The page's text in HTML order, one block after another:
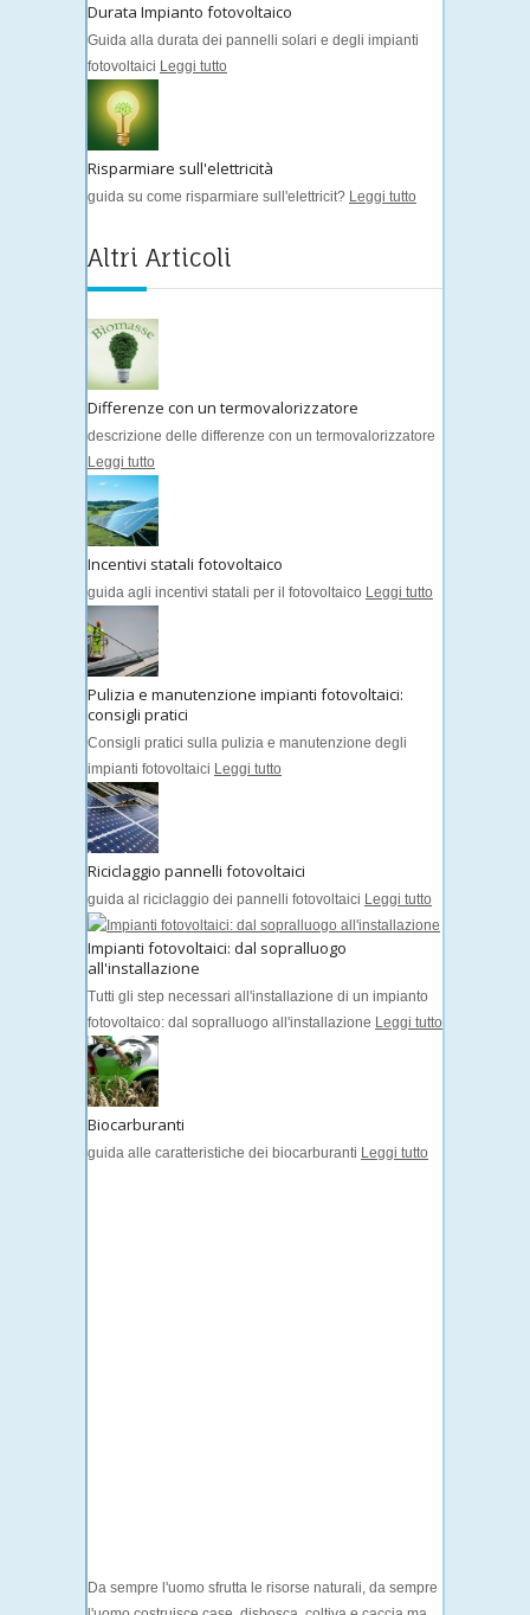
Durata Impianto fotovoltaico
Guida alla durata dei pannelli solari e degli impianti
fotovoltaici Leggi tutto
Risparmiare sull'elettricità
guida su come risparmiare sull'elettricit? Leggi tutto
Altri Articoli
Differenze con un termovalorizzatore
descrizione delle differenze con un termovalorizzatore
Leggi tutto
Incentivi statali fotovoltaico
guida agli incentivi statali per il fotovoltaico Leggi tutto
Pulizia e manutenzione impianti fotovoltaici:
consigli pratici
Consigli pratici sulla pulizia e manutenzione degli
impianti fotovoltaici Leggi tutto
Riciclaggio pannelli fotovoltaici
guida al riciclaggio dei pannelli fotovoltaici Leggi tutto
Impianti fotovoltaici: dal sopralluogo
all'installazione
Tutti gli step necessari all'installazione di un impianto
fotovoltaico: dal sopralluogo all'installazione Leggi tutto
Biocarburanti
guida alle caratteristiche dei biocarburanti Leggi tutto
Da sempre l'uomo sfrutta le risorse naturali, da sempre